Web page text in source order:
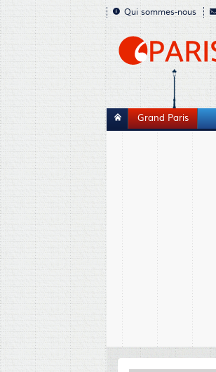
Qui sommes-nous
Grand Paris